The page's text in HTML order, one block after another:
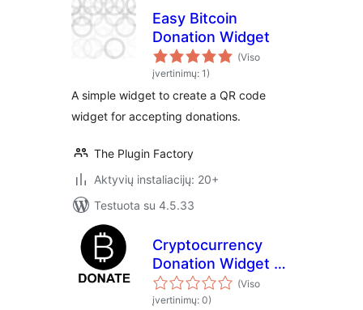
Easy Bitcoin
Donation Widget
(Viso
įvertinimų: 1)
A simple widget to create a QR code
widget for accepting donations.
The Plugin Factory
Aktyvių instaliacijų: 20+
Testuota su 4.5.33
Cryptocurrency
Donation Widget –
Accept Bitcoin,
Ethereum, and
(Viso
įvertinimų: 0)